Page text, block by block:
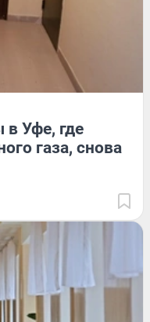
в Уфе, где
газа, снова